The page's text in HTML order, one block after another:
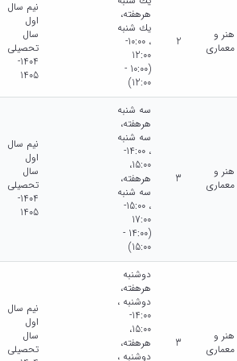
هنر و
معماری
2
هرهفته،
يك شنبه
، 10:00-
12:00
(10:00 -
12:00)
نیم سال
اول
سال
تحصیلی
1404-
1405
هنر و
معماری
3
سه شنبه
هرهفته،
سه شنبه
، 14:00-
15:00،
هرهفته،
سه شنبه
، 15:00-
17:00
(14:00 -
15:00)
نیم سال
اول
سال
تحصیلی
1404-
1405
هنر و
معماری
3
دوشنبه
هرهفته،
دوشنبه ،
14:00-
15:00،
هرهفته،
دوشنبه ،
نیم سال
اول
سال
تحصیلی